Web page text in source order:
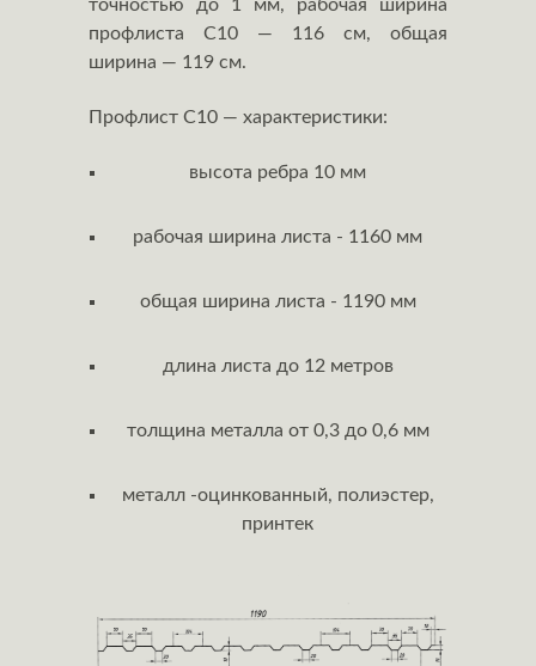
точностью до 1 мм, рабочая ширина
профлиста С10 — 116 см, общая
ширина — 119 см.
Профлист С10 — характеристики:
высота ребра 10 мм
рабочая ширина листа - 1160 мм
общая ширина листа - 1190 мм
длина листа до 12 метров
толщина металла от 0,3 до 0,6 мм
металл -оцинкованный, полиэстер,
принтек